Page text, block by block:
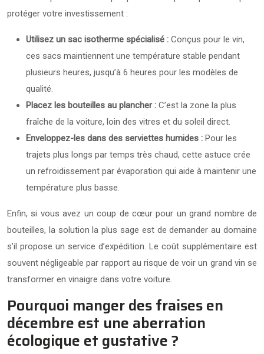
protéger votre investissement :
Utilisez un sac isotherme spécialisé : Conçus pour le vin,
ces sacs maintiennent une température stable pendant
plusieurs heures, jusqu’à 6 heures pour les modèles de
qualité.
Placez les bouteilles au plancher : C’est la zone la plus
fraîche de la voiture, loin des vitres et du soleil direct.
Enveloppez-les dans des serviettes humides : Pour les
trajets plus longs par temps très chaud, cette astuce crée
un refroidissement par évaporation qui aide à maintenir une
température plus basse.
Enfin, si vous avez un coup de cœur pour un grand nombre de
bouteilles, la solution la plus sage est de demander au domaine
s’il propose un service d’expédition. Le coût supplémentaire est
souvent négligeable par rapport au risque de voir un grand vin se
transformer en vinaigre dans votre voiture.
Pourquoi manger des fraises en
décembre est une aberration
écologique et gustative ?